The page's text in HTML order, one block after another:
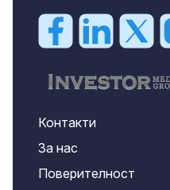
Контакти
За нас
Поверителност